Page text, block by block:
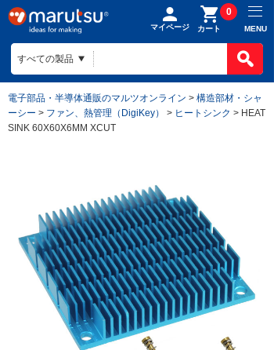
マイページ カート
0
MENU
電子部品・半導体通販のマルツオンライン > 構造部材・シャ
ーシー > ファン、熱管理（DigiKey） > ヒートシンク > HEAT
SINK 60X60X6MM XCUT